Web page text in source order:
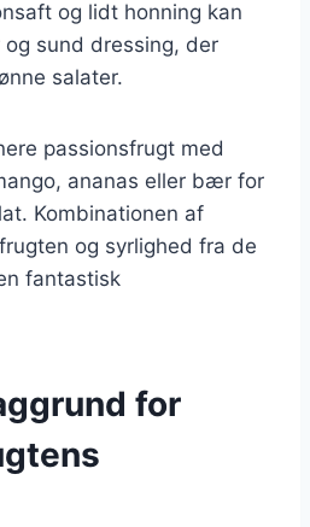
og lidt honning kan
sund dressing, der
salater.
passionsfrugt med
ananas eller bær for
Kombinationen af
og syrlighed fra de
fantastisk
for